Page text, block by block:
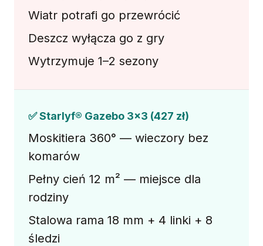
Wiatr potrafi go przewrócić
Deszcz wyłącza go z gry
Wytrzymuje 1–2 sezony
✅ Starlyf® Gazebo 3×3 (427 zł)
Moskitiera 360° — wieczory bez
komarów
Pełny cień 12 m² — miejsce dla
rodziny
Stalowa rama 18 mm + 4 linki + 8
śledzi